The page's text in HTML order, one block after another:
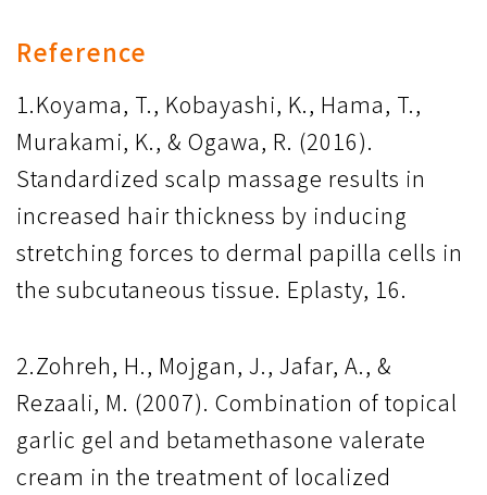
Reference
1.Koyama, T., Kobayashi, K., Hama, T.,
Murakami, K., & Ogawa, R. (2016).
Standardized scalp massage results in
increased hair thickness by inducing
stretching forces to dermal papilla cells in
the subcutaneous tissue. Eplasty, 16.
2.Zohreh, H., Mojgan, J., Jafar, A., &
Rezaali, M. (2007). Combination of topical
garlic gel and betamethasone valerate
cream in the treatment of localized